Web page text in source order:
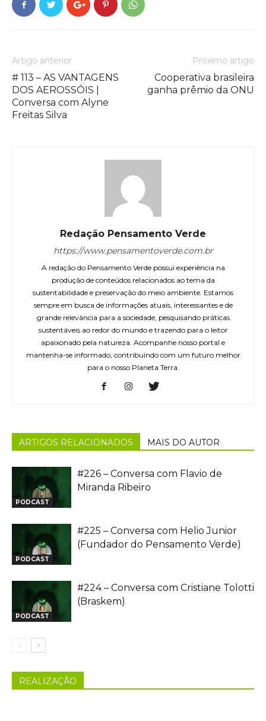
Artigo anterior
# 113 – AS VANTAGENS
DOS AEROSSÓIS |
Conversa com Alyne
Freitas Silva
Próximo artigo
Cooperativa brasileira
ganha prêmio da ONU
Redação Pensamento Verde
https://www.pensamentoverde.com.br
A redação do Pensamento Verde possui experiência na
produção de conteúdos relacionados ao tema da
sustentabilidade e preservação do meio ambiente. Estamos
sempre em busca de informações atuais, interessantes e de
grande relevância para a sociedade, pesquisando práticas
sustentáveis ao redor do mundo e trazendo para o leitor
apaixonado pela natureza. Acompanhe nosso portal e
mantenha-se informado, contribuindo com um futuro melhor
para o nosso Planeta Terra.
ARTIGOS RELACIONADOS MAIS DO AUTOR
PODCAST
#226 – Conversa com Flavio de
Miranda Ribeiro
PODCAST
#225 – Conversa com Helio Junior
(Fundador do Pensamento Verde)
PODCAST
#224 – Conversa com Cristiane Tolotti
(Braskem)
REALIZAÇÃO